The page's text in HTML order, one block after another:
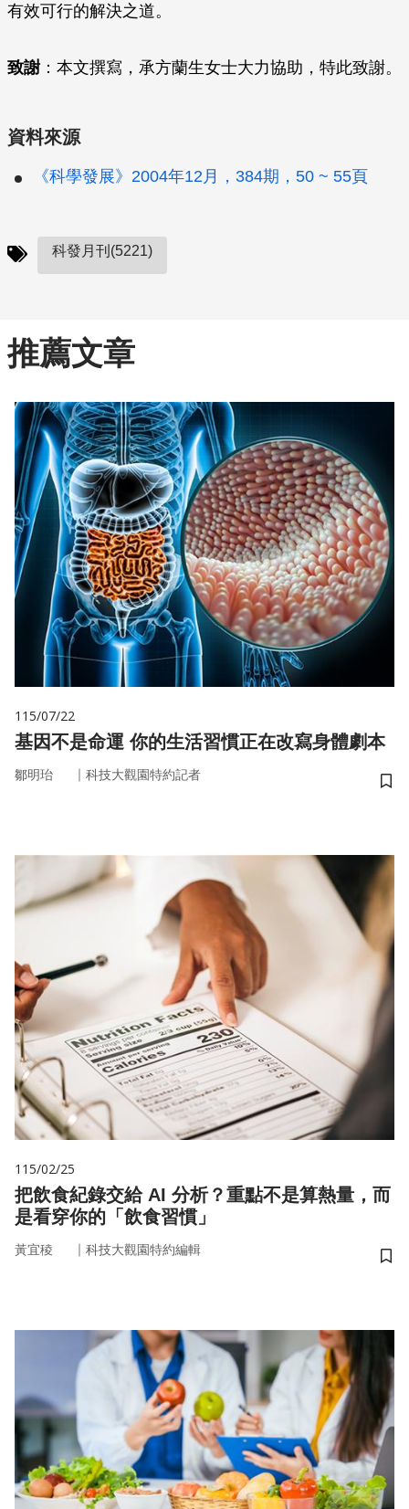
有效可行的解決之道。
致謝：本文撰寫，承方蘭生女士大力協助，特此致謝。
資料來源
《科學發展》2004年12月，384期，50 ~ 55頁
科發月刊(5221)
推薦文章
115/07/22
基因不是命運 你的生活習慣正在改寫身體劇本
鄒明珆 ｜ 科技大觀園特約記者
儲
115/02/25
把飲食紀錄交給 AI 分析？重點不是算熱量，而
是看穿你的「飲食習慣」
黃宜稜 ｜ 科技大觀園特約編輯
儲